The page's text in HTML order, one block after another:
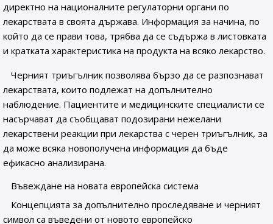
директно на националните регулаторни органи по
лекарствата в своята държава. Информация за начина, по
който да се прави това, трябва да се съдържа в листовката
и кратката характеристика на продукта на всяко лекарство.
Черният триъгълник позволява бързо да се разпознават
лекарствата, които подлежат на допълнително
наблюдение. Пациентите и медицинските специалисти се
насърчават да съобщават подозирани нежелани
лекарствени реакции при лекарства с черен триъгълник, за
да може всяка новополучена информация да бъде
ефикасно анализирана.
Въвеждане на новата европейска система
Концепцията за допълнително проследяване и черният
символ са въведени от новото европейско